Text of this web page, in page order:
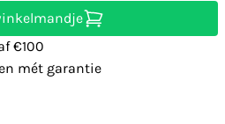
€100
mét garantie